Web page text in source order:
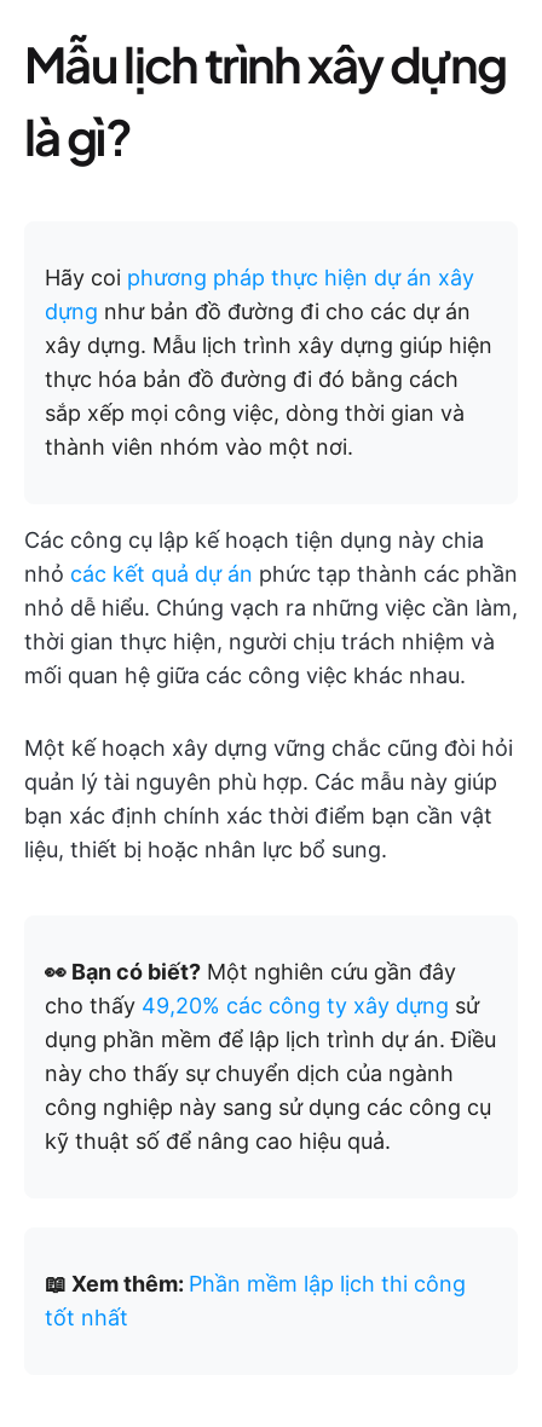
Mẫu lịch trình xây dựng
là gì?
Hãy coi phương pháp thực hiện dự án xây
dựng như bản đồ đường đi cho các dự án
xây dựng. Mẫu lịch trình xây dựng giúp hiện
thực hóa bản đồ đường đi đó bằng cách
sắp xếp mọi công việc, dòng thời gian và
thành viên nhóm vào một nơi.
Các công cụ lập kế hoạch tiện dụng này chia
nhỏ các kết quả dự án phức tạp thành các phần
nhỏ dễ hiểu. Chúng vạch ra những việc cần làm,
thời gian thực hiện, người chịu trách nhiệm và
mối quan hệ giữa các công việc khác nhau.
Một kế hoạch xây dựng vững chắc cũng đòi hỏi
quản lý tài nguyên phù hợp. Các mẫu này giúp
bạn xác định chính xác thời điểm bạn cần vật
liệu, thiết bị hoặc nhân lực bổ sung.
👀 Bạn có biết? Một nghiên cứu gần đây
cho thấy 49,20% các công ty xây dựng sử
dụng phần mềm để lập lịch trình dự án. Điều
này cho thấy sự chuyển dịch của ngành
công nghiệp này sang sử dụng các công cụ
kỹ thuật số để nâng cao hiệu quả.
📖 Xem thêm: Phần mềm lập lịch thi công
tốt nhất